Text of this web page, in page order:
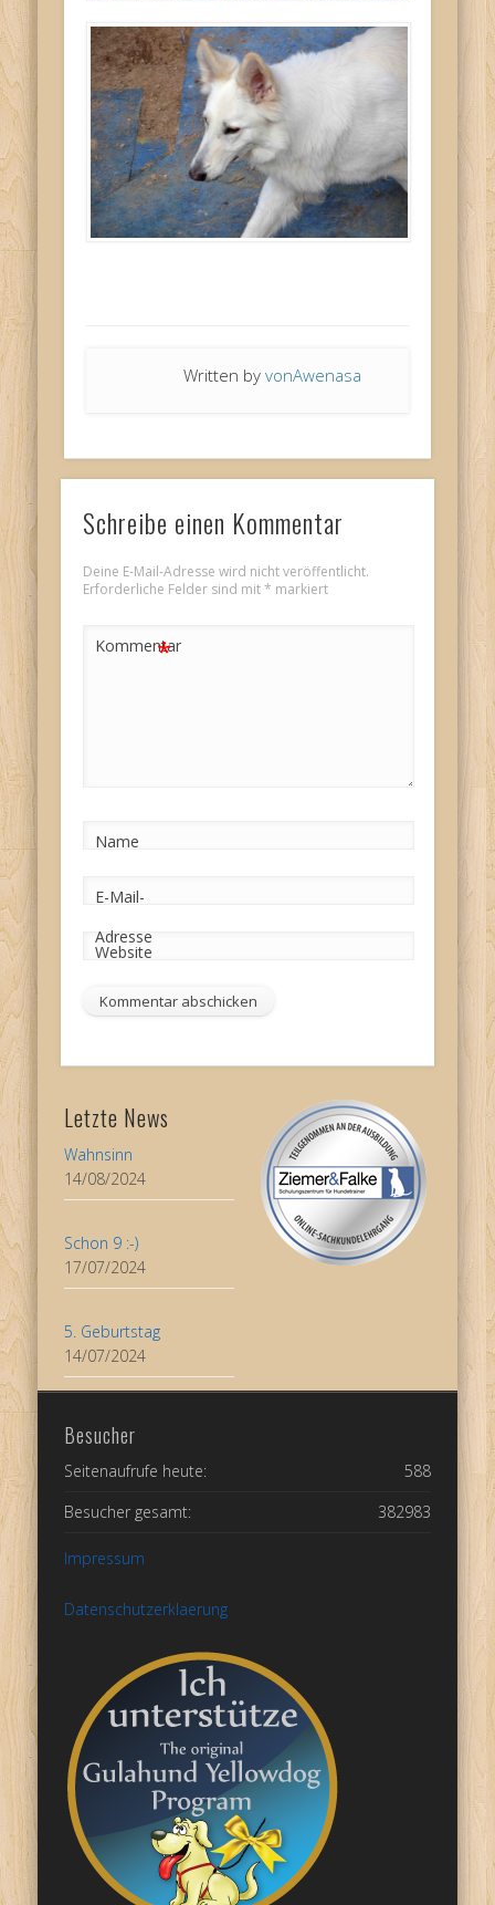
Written byvonAwenasa
Schreibe einen Kommentar
Deine E-Mail-Adresse wird nicht veröffentlicht.
Erforderliche Felder sind mit* markiert
Kommentar
*
Name
E-Mail-
Adresse
Website
Letzte News
Wahnsinn
14/08/2024
Schon 9 :-)
17/07/2024
5. Geburtstag
14/07/2024
Besucher
588
Seitenaufrufe heute:
382983
Besucher gesamt:
Impressum
Datenschutzerklaerung